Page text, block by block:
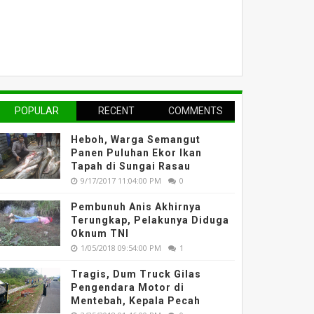
POPULAR RECENT COMMENTS
Heboh, Warga Semangut
Panen Puluhan Ekor Ikan
Tapah di Sungai Rasau
9/17/2017 11:04:00 PM 0
Pembunuh Anis Akhirnya
Terungkap, Pelakunya Diduga
Oknum TNI
1/05/2018 09:54:00 PM 1
Tragis, Dum Truck Gilas
Pengendara Motor di
Mentebah, Kepala Pecah